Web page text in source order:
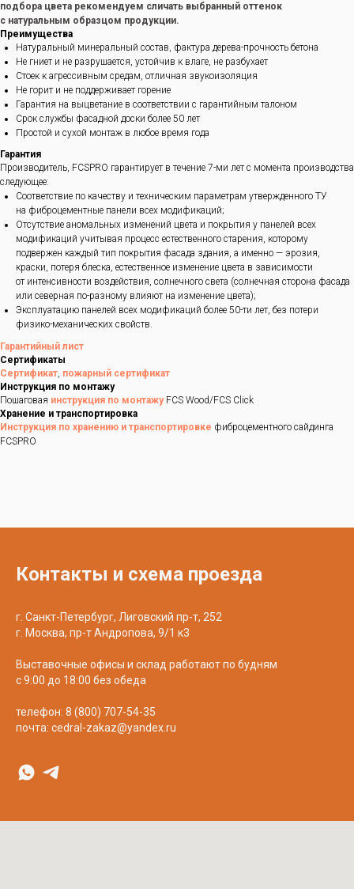
подбора цвета рекомендуем сличать выбранный оттенок
с натуральным образцом продукции.
Преимущества
Натуральный минеральный состав, фактура дерева-прочность бетона
Не гниет и не разрушается, устойчив к влаге, не разбухает
Стоек к агрессивным средам, отличная звукоизоляция
Не горит и не поддерживает горение
Гарантия на выцветание в соответствии с гарантийным талоном
Срок службы фасадной доски более 50 лет
Простой и сухой монтаж в любое время года
Гарантия
Производитель, FCSPRO гарантирует в течение 7-ми лет с момента производства
следующее:
Соответствие по качеству и техническим параметрам утвержденного ТУ
на фиброцементные панели всех модификаций;
Отсутствие аномальных изменений цвета и покрытия у панелей всех
модификаций учитывая процесс естественного старения, которому
подвержен каждый тип покрытия фасада здания, а именно — эрозия,
краски, потеря блеска, естественное изменение цвета в зависимости
от интенсивности воздействия, солнечного света (солнечная сторона фасада
или северная по-разному влияют на изменение цвета);
Эксплуатацию панелей всех модификаций более 50-ти лет, без потери
физико-механических свойств.
Гарантийный лист
Сертификаты
Сертификат, пожарный сертификат
Инструкция по монтажу
Пошаговая инструкция по монтажуFCS Wood/FCS Click
Хранение и транспортировка
Инструкция по хранению и транспортировке фиброцементного сайдинга
FCSPRO
Контакты и схема проезда
г. Санкт-Петербург, Лиговский пр-т, 252
г. Москва, пр-т Андропова, 9/1 к3
Выставочные офисы и склад работают по будням
с 9:00 до 18:00 без обеда
телефон: 8 (800) 707-54-35
почта: cedral-zakaz@yandex.ru